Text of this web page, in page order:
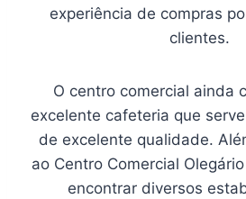
experiência de compras
clientes.
O centro comercial ainda
excelente cafeteria que
de excelente qualidade.
ao Centro Comercial
encontrar diversos